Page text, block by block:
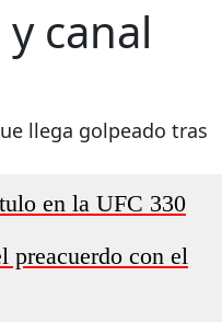
canal
llega golpeado tras
en la UFC 330
preacuerdo con el